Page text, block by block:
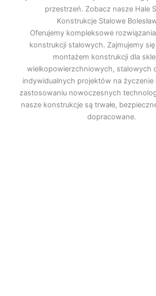
przestrzeń. Zobacz nasze Hale
Konstrukcje Stalowe
Oferujemy kompleksowe
konstrukcji stalowych. Zajmujemy
montażem konstrukcji dla
wielkopowierzchniowych, stalowych
indywidualnych projektów na życzenie
zastosowaniu nowoczesnych
nasze konstrukcje są trwałe,
dopracowane.